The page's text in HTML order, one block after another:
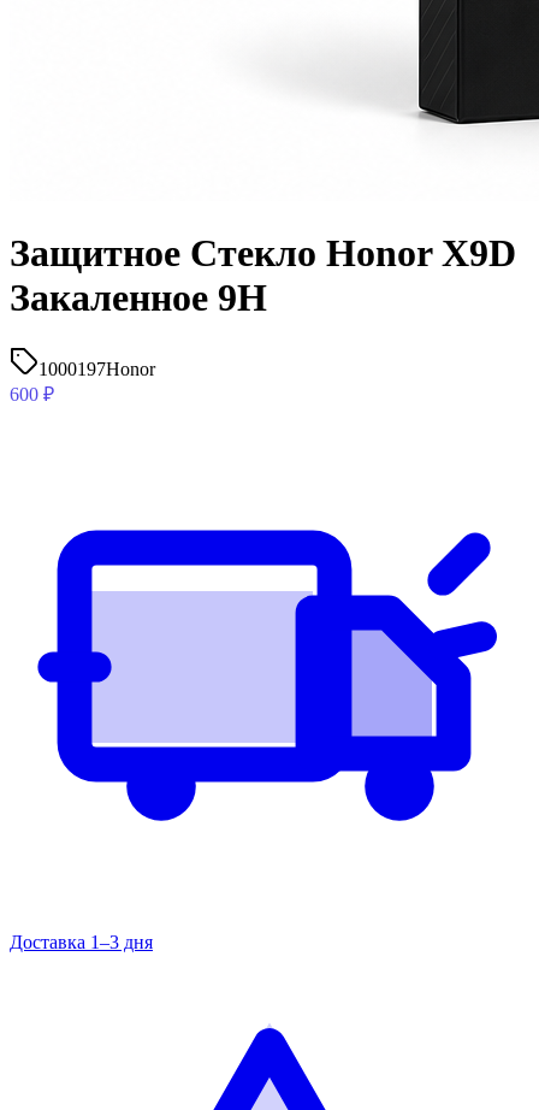
Защитное Стекло Honor X9D
Закаленное 9H
1000197Honor
600 ₽
Доставка 1–3 дня